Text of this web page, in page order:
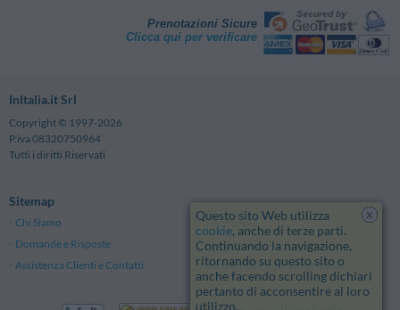
Prenotazioni Sicure
Clicca qui per verificare
InItalia.it Srl
Copyright © 1997-2026
P.iva 08320750964
Tutti i diritti Riservati
Sitemap
Chi Siamo
Note Legali
Domande e Risposte
Privacy
Assistenza Clienti e Contatti
Termini e Condizioni generali
x
Questo sito Web utilizza
cookie, anche di terze parti.
Continuando la navigazione,
ritornando su questo sito o
anche facendo scrolling dichiari
pertanto di acconsentire al loro
utilizzo.